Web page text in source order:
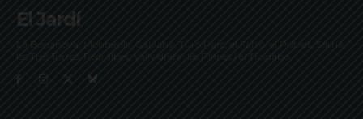
El Jardí
La Bonanova, Monterols, Galvany, Turó Parc, el Farró, el Putxet, Sarrià,
les Tres Torres, Pedralbes, Vallvidrera, les Planes i el Tibidabo